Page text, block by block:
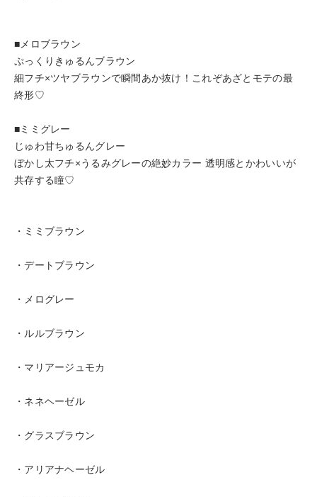
■メロブラウン
ぷっくりきゅるんブラウン
細フチ×ツヤブラウンで瞬間あか抜け！これぞあざとモテの最
終形♡
■ミミグレー
じゅわ甘ちゅるんグレー
ぼかし太フチ×うるみグレーの絶妙カラー 透明感とかわいいが
共存する瞳♡
・ミミブラウン
・デートブラウン
・メログレー
・ルルブラウン
・マリアージュモカ
・ネネヘーゼル
・グラスブラウン
・アリアナヘーゼル